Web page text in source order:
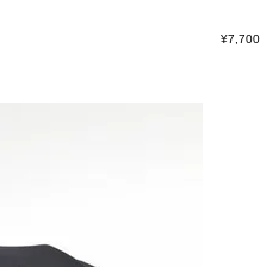
¥7,700